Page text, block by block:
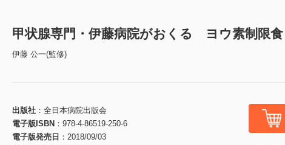
甲状腺専門・伊藤病院がおくる ヨウ素制限食
伊藤 公一(監修)
出版社
全日本病院出版会
電子版ISBN
978-4-86519-250-6
電子版発売日
2018/09/03